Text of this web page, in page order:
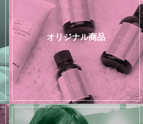
オリジナル商品